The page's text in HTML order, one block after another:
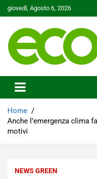
Skip
to
giovedì, Agosto 6, 2026
Ecoo.it
Home
Anche l’emergenza clima
motivi
NEWS GREEN